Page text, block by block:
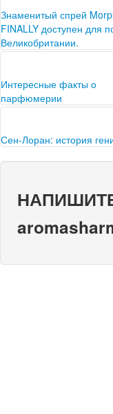
Знаменитый спрей
FINALLY доступен для
Великобритании.
Если вы еще не
основного продукта в
макияже, то…
Интересные факты о
парфюмерии
Интересные факты о
магазинах, мы даже не
Сен-Лоран: история
современного женского
гардероба – всё…